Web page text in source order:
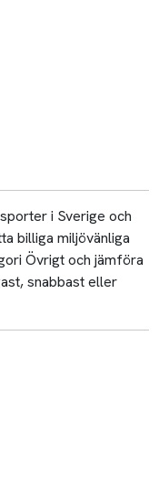
i Sverige och
billiga miljövänliga
Övrigt och jämföra
snabbast eller